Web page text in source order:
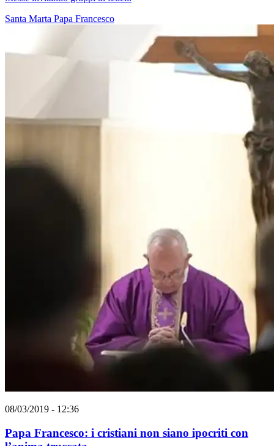
Santa Marta Papa Francesco
08/03/2019 - 12:36
Papa Francesco: i cristiani non siano ipocriti con